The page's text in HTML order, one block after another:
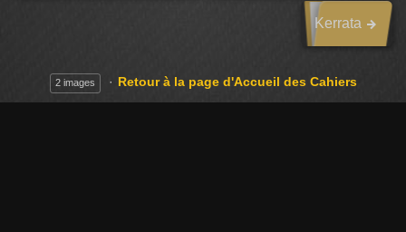
Kerrata
2 images Retour à la page d'Accueil des Cahiers